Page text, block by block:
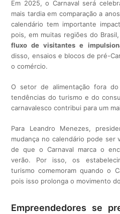
Em 2025, o Carnaval será
mais tardia em comparação a
calendário tem importante
pois, em muitas regiões do
fluxo de visitantes e
disso, ensaios e blocos de pré-
o comércio.
O setor de alimentação fora
tendências do turismo e do
carnavalesco contribui para um
Para Leandro Menezes,
mudança no calendário pode ser
de que o Carnaval marca o
verão. Por isso, os
turismo comemoram quando o
pois isso prolonga o movimento
Empreendedores se